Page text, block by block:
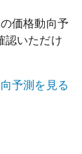
価格動向予
認いただけ
予測を見る